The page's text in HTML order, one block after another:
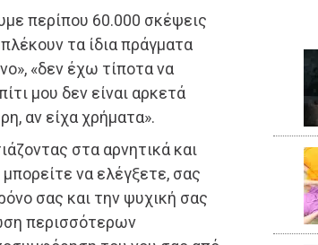
περίπου 60.000 σκέψεις
τα ίδια πράγματα
«δεν έχω τίποτα να
μου δεν είναι αρκετά
αν είχα χρήματα».
στα αρνητικά και
να ελέγξετε, σας
σας και την ψυχική σας
περισσότερων